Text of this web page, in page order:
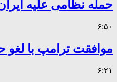
حمله نظامی علیه
۶:۵۰
موافقت ترامپ با لغو
۶:۲۱